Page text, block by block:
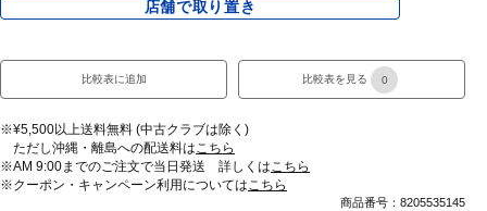
店舗で取り置き
比較表に追加 比較表を見る 0
※¥5,500以上送料無料 (中古クラブは除く)
ただし沖縄・離島への配送料はこちら
※AM 9:00までのご注文で当日発送 詳しくはこちら
※クーポン・キャンペーン利用についてはこちら
商品番号：8205535145